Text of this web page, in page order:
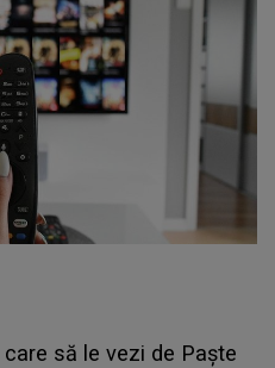
să le vezi de Paște